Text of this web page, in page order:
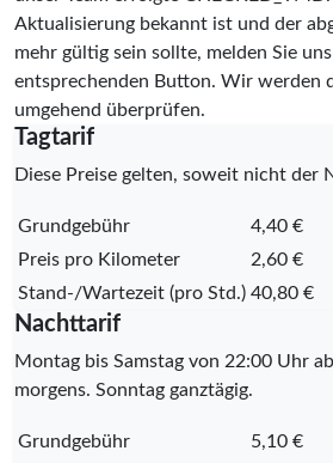
Aktualisierung bekannt ist und der
mehr gültig sein sollte, melden Sie
entsprechenden Button. Wir werden
umgehend überprüfen.
Tagtarif
Diese Preise gelten, soweit nicht der
Grundgebühr
4,40 €
Preis pro Kilometer
2,60 €
Stand-/Wartezeit (pro Std.) 40,80 €
Nachttarif
Montag bis Samstag von 22:00 Uhr
morgens. Sonntag ganztägig.
Grundgebühr
5,10 €